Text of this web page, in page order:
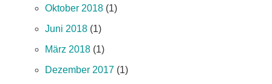
Oktober 2018 (1)
Juni 2018 (1)
März 2018 (1)
Dezember 2017 (1)